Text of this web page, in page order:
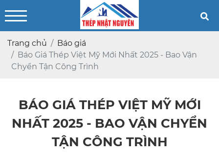
Trang chủ
Báo giá
Báo Giá Thép Việt Mỹ Mới Nhất 2025 - Bao Vận
Chyển Tận Công Trình
BÁO GIÁ THÉP VIỆT MỸ MỚI
NHẤT 2025 - BAO VẬN CHYỂN
TẬN CÔNG TRÌNH